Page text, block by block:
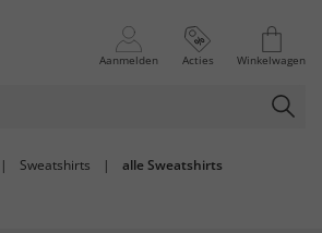
Aanmelden Acties Winkelwagen
| Sweatshirts | alle Sweatshirts